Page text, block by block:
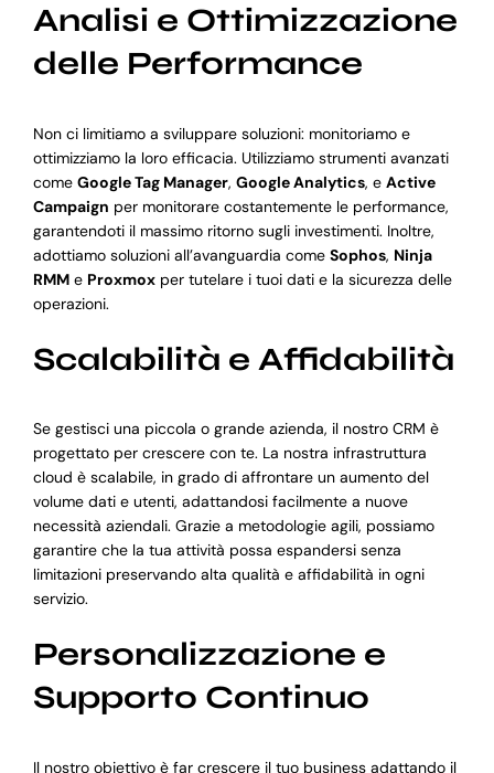
Analisi e Ottimizzazione
delle Performance
Non ci limitiamo a sviluppare soluzioni: monitoriamo e
ottimizziamo la loro efficacia. Utilizziamo strumenti avanzati
come Google Tag Manager, Google Analytics, e Active
Campaign per monitorare costantemente le performance,
garantendoti il massimo ritorno sugli investimenti. Inoltre,
adottiamo soluzioni all’avanguardia come Sophos, Ninja
RMMe Proxmoxper tutelare i tuoi dati e la sicurezza delle
operazioni.
Scalabilità e Affidabilità
Se gestisci una piccola o grande azienda, il nostro CRM è
progettato per crescere con te. La nostra infrastruttura
cloud è scalabile, in grado di affrontare un aumento del
volume dati e utenti, adattandosi facilmente a nuove
necessità aziendali. Grazie a metodologie agili, possiamo
garantire che la tua attività possa espandersi senza
limitazioni preservando alta qualità e affidabilità in ogni
servizio.
Personalizzazione e
Supporto Continuo
Il nostro obiettivo è far crescere il tuo business adattando il